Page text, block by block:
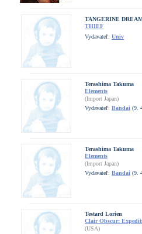
TANGERINE
THIEF
Vydavateľ: Univ
Terashima Takuma
Elements
(Import Japan)
Vydavateľ: Bandai (9.
Terashima Takuma
Elements
(Import Japan)
Vydavateľ: Bandai (9.
Testard Lorien
Clair Obscur:
(USA)